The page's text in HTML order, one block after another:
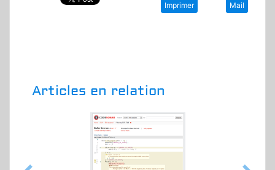
Imprimer Mail
Articles en relation